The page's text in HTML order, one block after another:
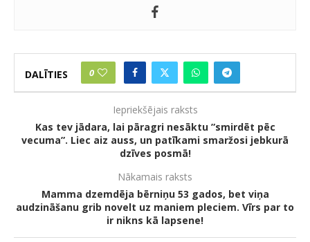
DALĪTIES 0
Iepriekšējais raksts
Kas tev jādara, lai pāragri nesāktu ”smirdēt pēc
vecuma”. Liec aiz auss, un patīkami smaržosi jebkurā
dzīves posmā!
Nākamais raksts
Mamma dzemdēja bērniņu 53 gados, bet viņa
audzināšanu grib novelt uz maniem pleciem. Vīrs par to
ir nikns kā lapsene!